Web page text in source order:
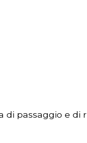
passaggio e di